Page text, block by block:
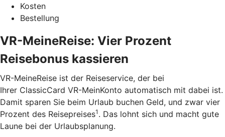
Kosten
Bestellung
VR-MeineReise: Vier Prozent
Reisebonus kassieren
VR-MeineReise ist der Reiseservice, der bei
Ihrer ClassicCard VR-MeinKonto automatisch mit dabei ist.
Damit sparen Sie beim Urlaub buchen Geld, und zwar vier
Prozent des Reisepreises1 . Das lohnt sich und macht gute
Laune bei der Urlaubsplanung.